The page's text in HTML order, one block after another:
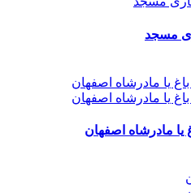
یا مادرشاه اصفهان